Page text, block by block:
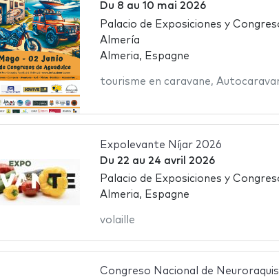
Du 8 au 10 mai 2026
Palacio de Exposiciones y
Almería
Almeria, Espagne
tourisme en caravane,
Expolevante Níjar 2026
Du 22 au 24 avril 2026
Palacio de Exposiciones y
Almeria, Espagne
volaille
Congreso Nacional de